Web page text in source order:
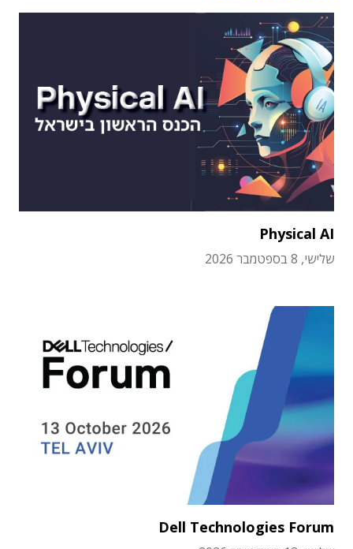
Physical AI
שלישי, 8 בספטמבר 2026
Dell Technologies Forum